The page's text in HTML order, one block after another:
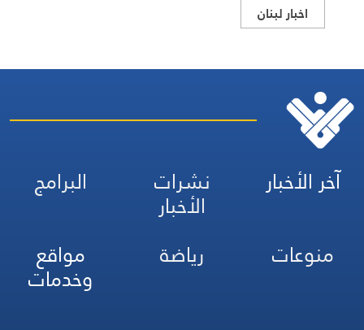
اخبار لبنان
آخر الأخبار نشرات
الأخبار
البرامج
منوعات
رياضة مواقع
وخدمات